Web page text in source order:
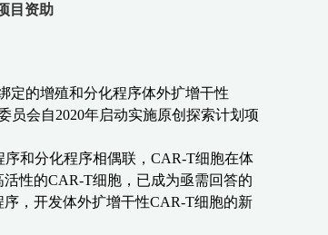
目资助
定的增殖和分化程序体外扩增干性
员会自2020年启动实施原创探索计划项
和分化程序相偶联， CAR-T细胞在体
活性的CAR-T细胞，已成为亟需回答的
，开发体外扩增干性CAR-T细胞的新